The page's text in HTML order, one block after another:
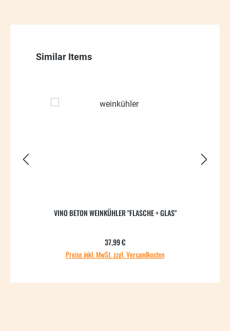
Produktgalerie überspringen
Similar Items
VINO BETON WEINKÜHLER "FLASCHE + GLAS"
Regulärer Preis:
37,99 €
Preise inkl. MwSt. zzgl. Versandkosten